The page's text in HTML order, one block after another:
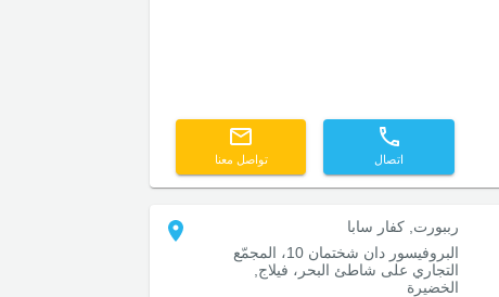
اتصال تواصل معنا
رببورت, كفار سابا
البروفيسور دان شختمان 10، المجمّع
التجاري على شاطئ البحر، فيلاج,
الخضيرة